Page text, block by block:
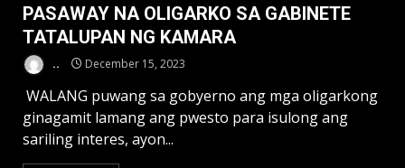
PASAWAY NA OLIGARKO SA GABINETE
TATALUPAN NG KAMARA
.. December 15, 2023
WALANG puwang sa gobyerno ang mga oligarkong
ginagamit lamang ang pwesto para isulong ang
sariling interes, ayon...